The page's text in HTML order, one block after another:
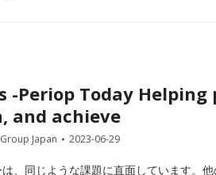
-Periop Today
and achieve
Japan 2023-06-29
、同じような課題に直面しています。